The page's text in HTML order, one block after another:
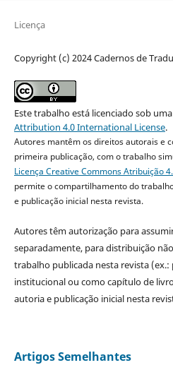
Licença
Copyright (c) 2024 Cadernos de
Este trabalho está licenciado sob
Attribution 4.0 International License.
Autores mantêm os direitos autorais e
primeira publicação, com o trabalho
Licença Creative Commons Atribuição
permite o compartilhamento do
e publicação inicial nesta revista.
Autores têm autorização para
separadamente, para distribuição
trabalho publicada nesta revista
institucional ou como capítulo de
autoria e publicação inicial nesta
Artigos Semelhantes